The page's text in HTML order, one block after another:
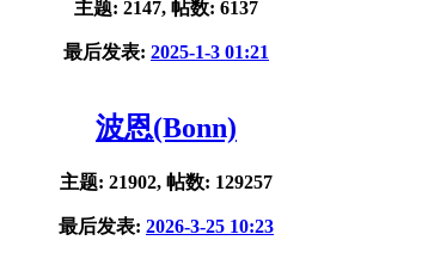
主题: 2147, 帖数: 6137
最后发表: 2025-1-3 01:21
波恩(Bonn)
主题: 21902, 帖数: 129257
最后发表: 2026-3-25 10:23